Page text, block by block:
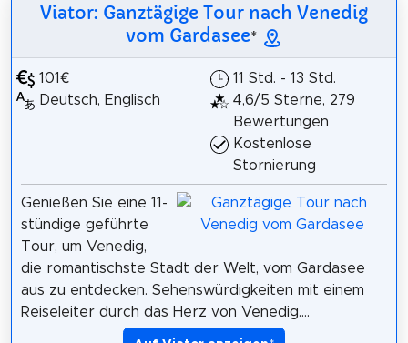
Viator: Ganztägige Tour nach Venedig
vom Gardasee*
101€
Deutsch, Englisch
11 Std. - 13 Std.
4,6/5 Sterne, 279
Bewertungen
Kostenlose
Stornierung
Genießen Sie eine 11-
stündige geführte
Tour, um Venedig,
die romantischste Stadt der Welt, vom Gardasee
aus zu entdecken. Sehenswürdigkeiten mit einem
Reiseleiter durch das Herz von Venedig....